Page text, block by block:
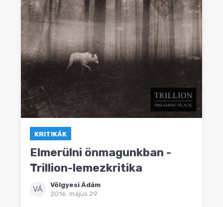
KRITIKÁK
Elmerülni önmagunkban -
Trillion-lemezkritika
VÁ
Völgyesi Ádám
2016. május 29.